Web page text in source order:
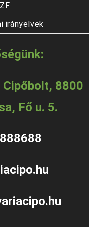
irányelvek
Cipőbolt, 8800
Fő u. 5.